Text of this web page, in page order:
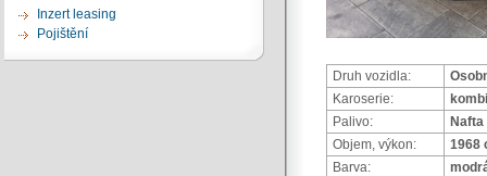
Inzert leasing
Pojištění
Druh vozidla:
Karoserie:
kombi
Palivo:
Nafta
Objem, výkon:
1968
Barva: